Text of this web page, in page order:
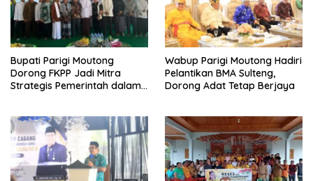
Bupati Parigi Moutong
Dorong FKPP Jadi Mitra
Strategis Pemerintah dalam
Wabup Parigi Moutong Hadiri
Pelantikan BMA Sulteng,
Dorong Adat Tetap Berjaya